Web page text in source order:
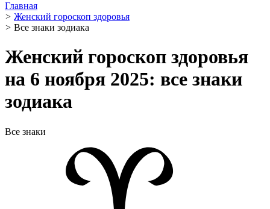
Главная
> Женский гороскоп здоровья
> Все знаки зодиака
Женский гороскоп здоровья
на 6 ноября 2025: все знаки
зодиака
Все знаки